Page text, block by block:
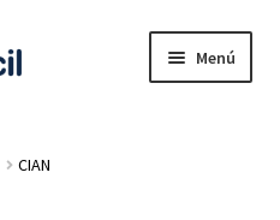
Menú
CIAN